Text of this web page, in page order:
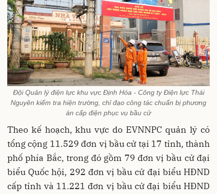
Đội Quản lý điện lực khu vực Định Hóa - Công ty Điện lực Thái
Nguyên kiểm tra hiện trường, chỉ đạo công tác chuẩn bị phương
án cấp điện phục vụ bầu cử
Theo kế hoạch, khu vực do EVNNPC quản lý có
tổng cộng 11.529 đơn vị bầu cử tại 17 tỉnh, thành
phố phía Bắc, trong đó gồm 79 đơn vị bầu cử đại
biểu Quốc hội, 292 đơn vị bầu cử đại biểu HĐND
cấp tỉnh và 11.221 đơn vị bầu cử đại biểu HĐND